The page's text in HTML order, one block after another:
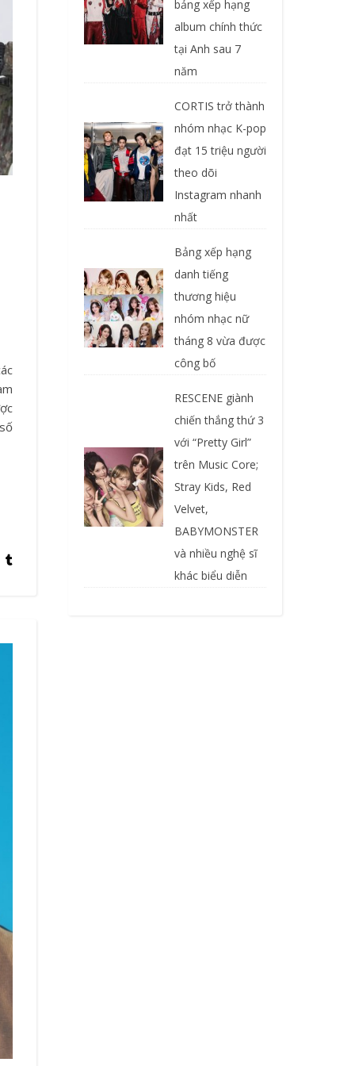
bảng xếp hạng
album chính thức
tại Anh sau 7
năm
CORTIS trở thành
nhóm nhạc K-pop
đạt 15 triệu người
theo dõi
Instagram nhanh
nhất
Bảng xếp hạng
danh tiếng
thương hiệu
nhóm nhạc nữ
tháng 8 vừa được
công bố
RESCENE giành
chiến thắng thứ 3
với “Pretty Girl”
trên Music Core;
Stray Kids, Red
Velvet,
BABYMONSTER
và nhiều nghệ sĩ
khác biểu diễn